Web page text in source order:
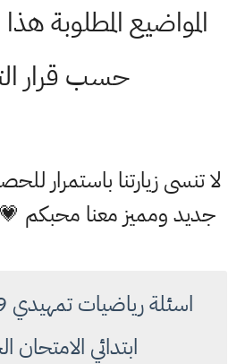
حسب قرار
لا تنسى زيارتنا باستمرار
جديد ومميز معنا محبكم
ابتدائي الامتحان